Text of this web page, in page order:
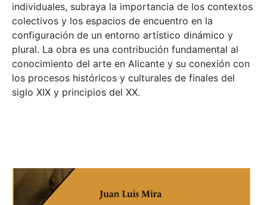
individuales, subraya la importancia de los contextos
colectivos y los espacios de encuentro en la
configuración de un entorno artístico dinámico y
plural. La obra es una contribución fundamental al
conocimiento del arte en Alicante y su conexión con
los procesos históricos y culturales de finales del
siglo XIX y principios del XX.